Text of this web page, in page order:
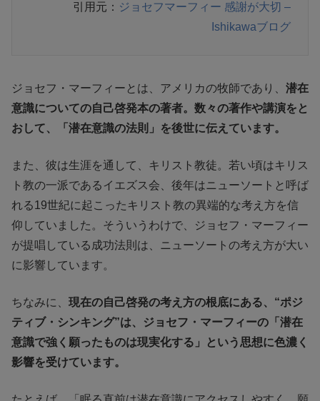
引用元： ジョセフマーフィー 感謝が大切 –
Ishikawaブログ
ジョセフ・マーフィーとは、アメリカの牧師であり、 潜在
意識についての自己啓発本の著者。数々の著作や講演をと
おして、「潜在意識の法則」を後世に伝えています。
また、彼は生涯を通して、キリスト教徒。若い頃はキリス
ト教の一派であるイエズス会、後年はニューソートと呼ば
れる19世紀に起こったキリスト教の異端的な考え方を信
仰していました。そういうわけで、ジョセフ・マーフィー
が提唱している成功法則は、ニューソートの考え方が大い
に影響しています。
ちなみに、 現在の自己啓発の考え方の根底にある、“ポジ
ティブ・シンキング”は、ジョセフ・マーフィーの「潜在
意識で強く願ったものは現実化する」という思想に色濃く
影響を受けています。